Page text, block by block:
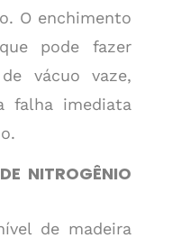
O enchimento
pode fazer
vácuo vaze,
falha imediata
NITROGÊNIO
de madeira